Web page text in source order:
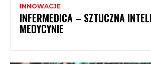
INNOWACJE
INFERMEDICA – SZTUCZNA
MEDYCYNIE